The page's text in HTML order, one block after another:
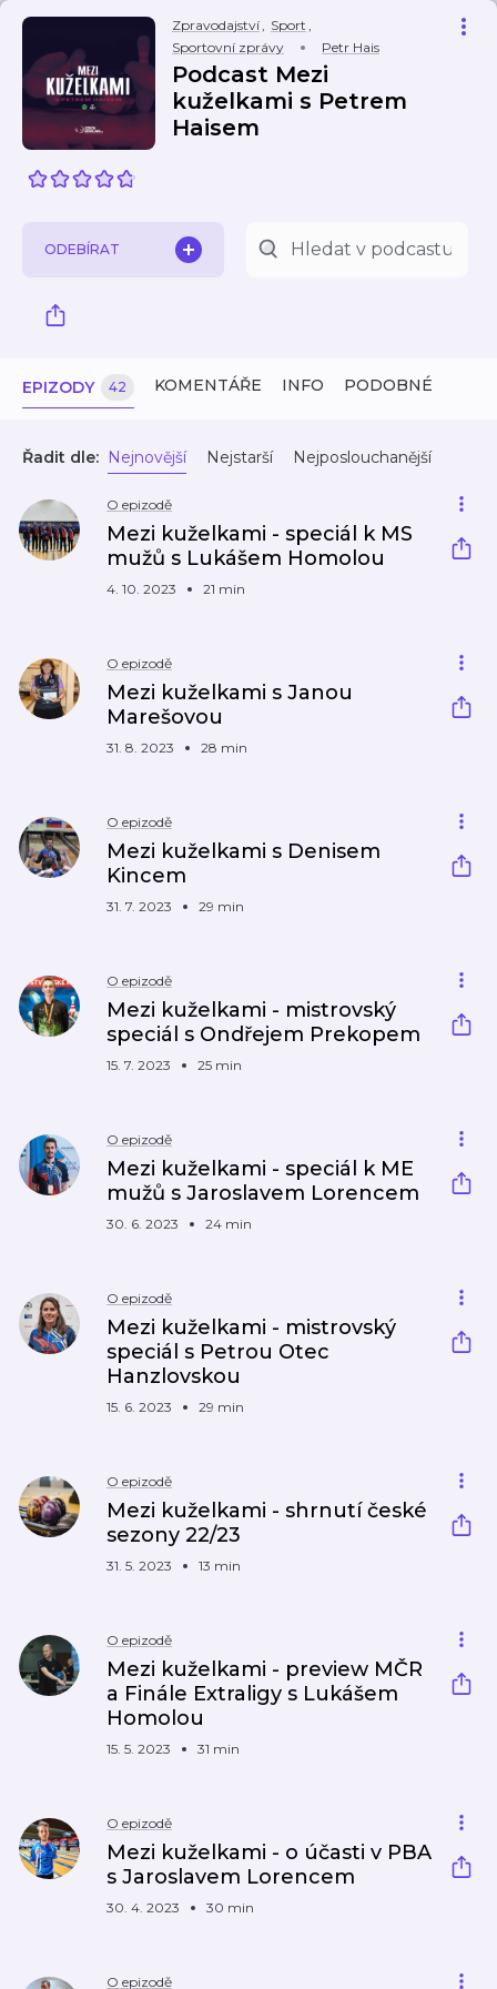
Zpravodajství, Sport ,
Sportovní zprávy
Petr Hais
Podcast Mezi
kuželkami s Petrem
Haisem
ODEBÍRAT
EPIZODY 42 KOMENTÁŘE INFO PODOBNÉ
Řadit dle: Nejnovější Nejstarší Nejposlouchanější
O epizodě
Mezi kuželkami - speciál k MS
mužů s Lukášem Homolou
4. 10. 2023 21 min
O epizodě
Mezi kuželkami s Janou
Marešovou
31. 8. 2023 28 min
O epizodě
Mezi kuželkami s Denisem
Kincem
31. 7. 2023 29 min
O epizodě
Mezi kuželkami - mistrovský
speciál s Ondřejem Prekopem
15. 7. 2023 25 min
O epizodě
Mezi kuželkami - speciál k ME
mužů s Jaroslavem Lorencem
30. 6. 2023 24 min
O epizodě
Mezi kuželkami - mistrovský
speciál s Petrou Otec
Hanzlovskou
15. 6. 2023 29 min
O epizodě
Mezi kuželkami - shrnutí české
sezony 22/23
31. 5. 2023 13 min
O epizodě
Mezi kuželkami - preview MČR
a Finále Extraligy s Lukášem
Homolou
15. 5. 2023 31 min
O epizodě
Mezi kuželkami - o účasti v PBA
s Jaroslavem Lorencem
30. 4. 2023 30 min
O epizodě